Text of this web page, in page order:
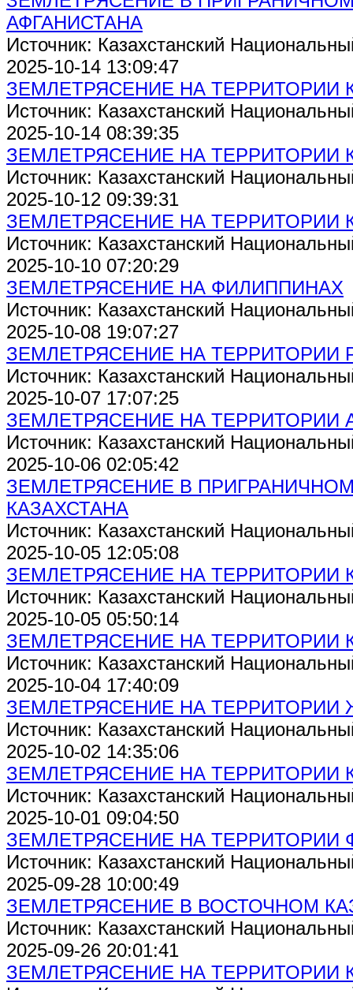
АФГАНИСТАНА
Источник: Казахстанский
2025-10-14 13:09:47
ЗЕМЛЕТРЯСЕНИЕ НА ТЕРРИТОРИИ
Источник: Казахстанский
2025-10-14 08:39:35
ЗЕМЛЕТРЯСЕНИЕ НА ТЕРРИТОРИИ
Источник: Казахстанский
2025-10-12 09:39:31
ЗЕМЛЕТРЯСЕНИЕ НА ТЕРРИТОРИИ
Источник: Казахстанский
2025-10-10 07:20:29
ЗЕМЛЕТРЯСЕНИЕ НА ФИЛИППИНАХ
Источник: Казахстанский
2025-10-08 19:07:27
ЗЕМЛЕТРЯСЕНИЕ НА ТЕРРИТОРИИ
Источник: Казахстанский
2025-10-07 17:07:25
ЗЕМЛЕТРЯСЕНИЕ НА ТЕРРИТОРИИ
Источник: Казахстанский
2025-10-06 02:05:42
ЗЕМЛЕТРЯСЕНИЕ В
КАЗАХСТАНА
Источник: Казахстанский
2025-10-05 12:05:08
ЗЕМЛЕТРЯСЕНИЕ НА ТЕРРИТОРИИ
Источник: Казахстанский
2025-10-05 05:50:14
ЗЕМЛЕТРЯСЕНИЕ НА ТЕРРИТОРИИ
Источник: Казахстанский
2025-10-04 17:40:09
ЗЕМЛЕТРЯСЕНИЕ НА ТЕРРИТОРИИ
Источник: Казахстанский
2025-10-02 14:35:06
ЗЕМЛЕТРЯСЕНИЕ НА ТЕРРИТОРИИ
Источник: Казахстанский
2025-10-01 09:04:50
ЗЕМЛЕТРЯСЕНИЕ НА ТЕРРИТОРИИ
Источник: Казахстанский
2025-09-28 10:00:49
ЗЕМЛЕТРЯСЕНИЕ В ВОСТОЧНОМ
Источник: Казахстанский
2025-09-26 20:01:41
ЗЕМЛЕТРЯСЕНИЕ НА ТЕРРИТОРИИ